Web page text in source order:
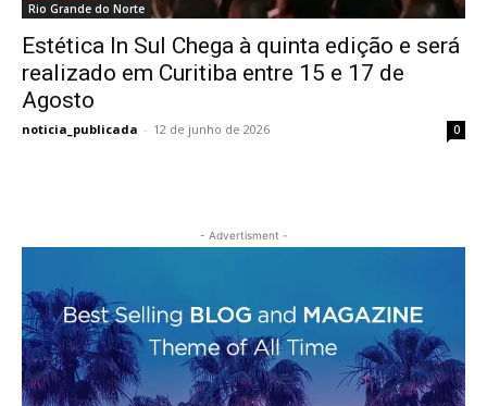
Rio Grande do Norte
Estética In Sul Chega à quinta edição e será
realizado em Curitiba entre 15 e 17 de
Agosto
noticia_publicada - 12 de junho de 2026 0
- Advertisment -